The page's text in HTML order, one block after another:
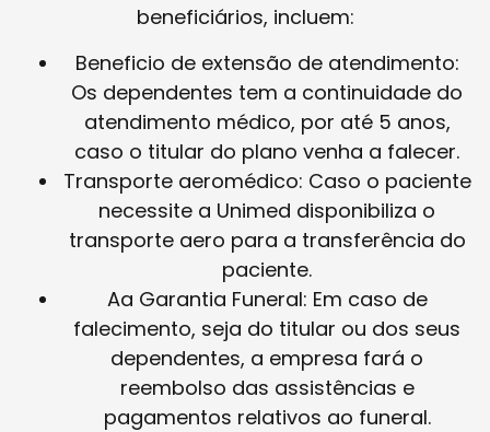
beneficiários, incluem:
Beneficio de extensão de atendimento:
Os dependentes tem a continuidade do
atendimento médico, por até 5 anos,
caso o titular do plano venha a falecer.
Transporte aeromédico: Caso o paciente
necessite a Unimed disponibiliza o
transporte aero para a transferência do
paciente.
Aa Garantia Funeral: Em caso de
falecimento, seja do titular ou dos seus
dependentes, a empresa fará o
reembolso das assistências e
pagamentos relativos ao funeral.